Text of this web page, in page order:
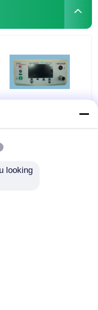
looking